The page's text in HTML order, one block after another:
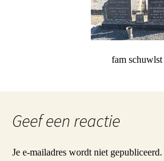
fam schuwlst
Geef een reactie
Je e-mailadres wordt niet gepubliceerd.